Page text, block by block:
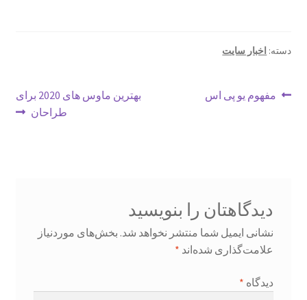
دسته: اخبار سایت
راهبری
نوشتهٔ
مفهوم یو پی اس
نوشتهٔ
بهترین ماوس های 2020 برای
طراحان
دیدگاهتان را بنویسید
نشانی ایمیل شما منتشر نخواهد شد. بخش‌های موردنیاز
علامت‌گذاری شده‌اند *
دیدگاه *